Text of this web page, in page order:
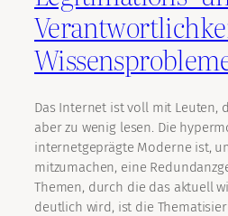
Das Internet ist voll mit Leuten,
aber zu wenig lesen. Die
internetgeprägte Moderne ist,
mitzumachen, eine
Themen, durch die das aktuell
deutlich wird, ist die